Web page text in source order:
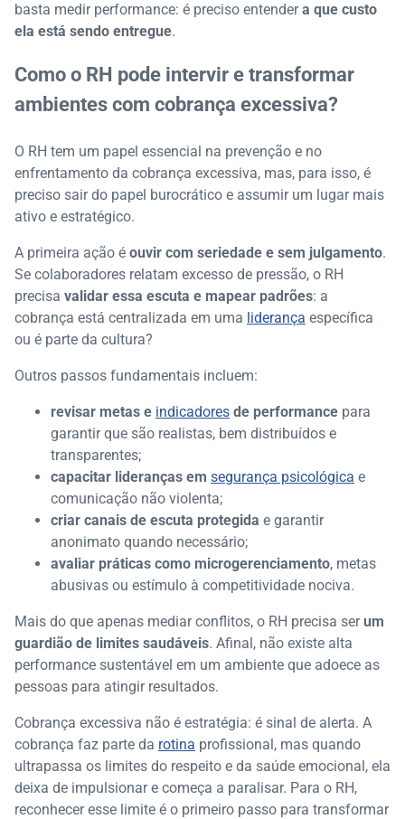
basta medir performance: é preciso entendera que custo
ela está sendo entregue.
Como o RH pode intervir e transformar
ambientes com cobrança excessiva?
O RH tem um papel essencial na prevenção e no
enfrentamento da cobrança excessiva, mas, para isso, é
preciso sair do papel burocrático e assumir um lugar mais
ativo e estratégico.
A primeira ação é ouvir com seriedade e sem julgamento.
Se colaboradores relatam excesso de pressão, o RH
precisa validar essa escuta e mapear padrões: a
cobrança está centralizada em uma liderança específica
ou é parte da cultura?
Outros passos fundamentais incluem:
revisar metas e indicadores de performance para
garantir que são realistas, bem distribuídos e
transparentes;
capacitar lideranças em segurança psicológica e
comunicação não violenta;
criar canais de escuta protegida e garantir
anonimato quando necessário;
avaliar práticas como microgerenciamento, metas
abusivas ou estímulo à competitividade nociva.
Mais do que apenas mediar conflitos, o RH precisa serum
guardião de limites saudáveis. Afinal, não existe alta
performance sustentável em um ambiente que adoece as
pessoas para atingir resultados.
Cobrança excessiva não é estratégia: é sinal de alerta. A
cobrança faz parte da rotina profissional, mas quando
ultrapassa os limites do respeito e da saúde emocional, ela
deixa de impulsionar e começa a paralisar. Para o RH,
reconhecer esse limite é o primeiro passo para transformar